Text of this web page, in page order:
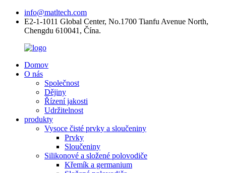
info@matltech.com
E2-1-1011 Global Center, No.1700 Tianfu Avenue North,
Chengdu 610041, Čína.
Domov
O nás
Společnost
Dějiny
Řízení jakosti
Udržitelnost
produkty
Vysoce čisté prvky a sloučeniny
Prvky
Sloučeniny
Silikonové a složené polovodiče
Křemík a germanium